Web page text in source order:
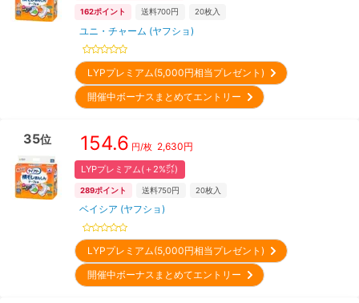
162ポイント 送料700円 20枚入
ユニ・チャーム (ヤフショ)
LYPプレミアム(5,000円相当プレゼント)
開催中ボーナスまとめてエントリー
35位 154.6 円/枚 2,630円
LYPプレミアム(＋2%㌽)
289ポイント 送料750円 20枚入
ベイシア (ヤフショ)
LYPプレミアム(5,000円相当プレゼント)
開催中ボーナスまとめてエントリー